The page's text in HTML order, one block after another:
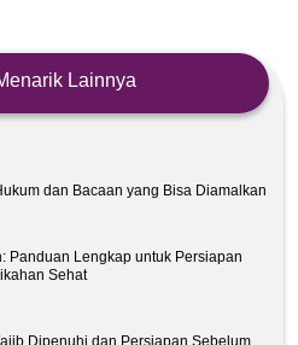
Lainnya
dan Bacaan yang Bisa Diamalkan
Panduan Lengkap untuk Persiapan
Sehat
Dipenuhi dan Persiapan Sebelum